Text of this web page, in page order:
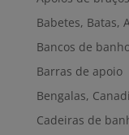
Babetes, Batas,
Bancos de
Barras de apoio
Bengalas,
Cadeiras de